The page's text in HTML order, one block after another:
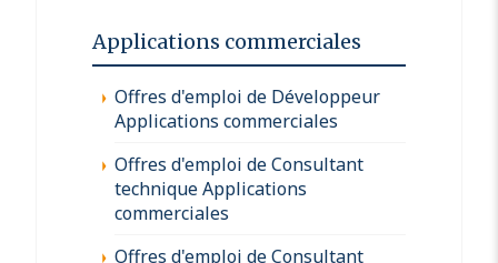
Applications commerciales
Offres d'emploi de Développeur
Applications commerciales
Offres d'emploi de Consultant
technique Applications
commerciales
Offres d'emploi de Consultant